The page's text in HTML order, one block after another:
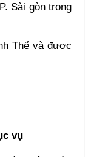
Sài gòn trong
Thể và được
vụ